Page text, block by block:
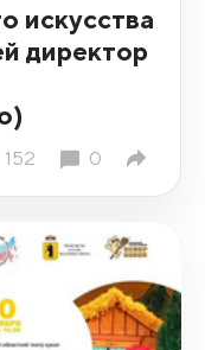
искусства
директор
152 0